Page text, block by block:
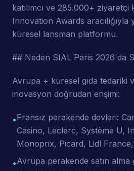
katılımcı ve 285.000+ ziyaretçi
Innovation Awards aracılığıyla
küresel lansman platformu.
## Neden SIAL Paris 2026'da
Avrupa + küresel gıda tedariki
inovasyon doğrudan erişimi:
•Fransız perakende devleri:
Casino, Leclerc, Système U,
Monoprix, Picard, Lidl
•Avrupa perakende satın alma